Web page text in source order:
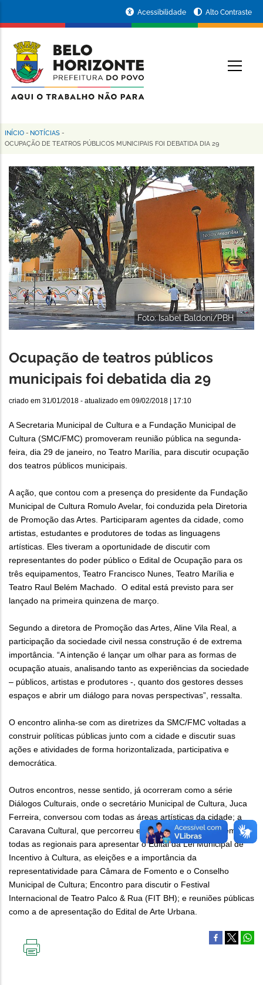
conteúdo
principal
da
Prefeitura
de
Horizonte
Acessibilidade Alto Contraste
Trilha
navegação
INÍCIO - NOTÍCIAS -
OCUPAÇÃO DE TEATROS PÚBLICOS MUNICIPAIS FOI DEBATIDA DIA 29
Foto: Isabel Baldoni/PBH
Ocupação de teatros públicos
municipais foi debatida dia 29
criado em 31/01/2018 - atualizado em 09/02/2018 | 17:10
A Secretaria Municipal de Cultura e a Fundação Municipal de
Cultura (SMC/FMC) promoveram reunião pública na segunda-
feira, dia 29 de janeiro, no Teatro Marília, para discutir ocupação
dos teatros públicos municipais.
A ação, que contou com a presença do presidente da Fundação
Municipal de Cultura Romulo Avelar, foi conduzida pela Diretoria
de Promoção das Artes. Participaram agentes da cidade, como
artistas, estudantes e produtores de todas as linguagens
artísticas. Eles tiveram a oportunidade de discutir com
representantes do poder público o Edital de Ocupação para os
três equipamentos, Teatro Francisco Nunes, Teatro Marília e
Teatro Raul Belém Machado. O edital está previsto para ser
lançado na primeira quinzena de março.
Segundo a diretora de Promoção das Artes, Aline Vila Real, a
participação da sociedade civil nessa construção é de extrema
importância. “A intenção é lançar um olhar para as formas de
ocupação atuais, analisando tanto as experiências da sociedade
– públicos, artistas e produtores -, quanto dos gestores desses
espaços e abrir um diálogo para novas perspectivas”, ressalta.
O encontro alinha-se com as diretrizes da SMC/FMC voltadas a
construir políticas públicas junto com a cidade e discutir suas
ações e atividades de forma horizontalizada, participativa e
democrática.
Outros encontros, nesse sentido, já ocorreram como a série
Diálogos Culturais, onde o secretário Municipal de Cultura, Juca
Ferreira, conversou com todas as áreas artísticas da cidade; a
Caravana Cultural, que percorreu equipamentos públicos em
todas as regionais para apresentar o Edital da Lei Municipal de
Incentivo à Cultura, as eleições e a importância da
representatividade para Câmara de Fomento e o Conselho
Municipal de Cultura; Encontro para discutir o Festival
Internacional de Teatro Palco & Rua (FIT BH); e reuniões públicas
como a de apresentação do Edital de Arte Urbana.